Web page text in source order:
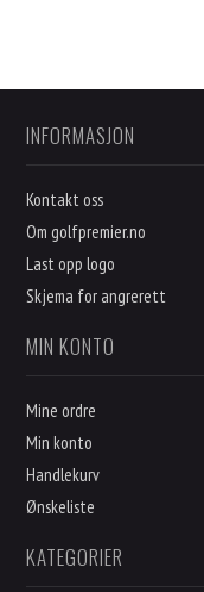
INFORMASJON
Kontakt oss
Om golfpremier.no
Last opp logo
Skjema for angrerett
MIN KONTO
Mine ordre
Min konto
Handlekurv
Ønskeliste
KATEGORIER